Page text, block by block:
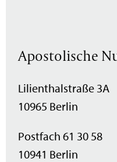
Apostolische
Lilienthalstraße 3A
10965 Berlin
Postfach 61 30 58
10941 Berlin